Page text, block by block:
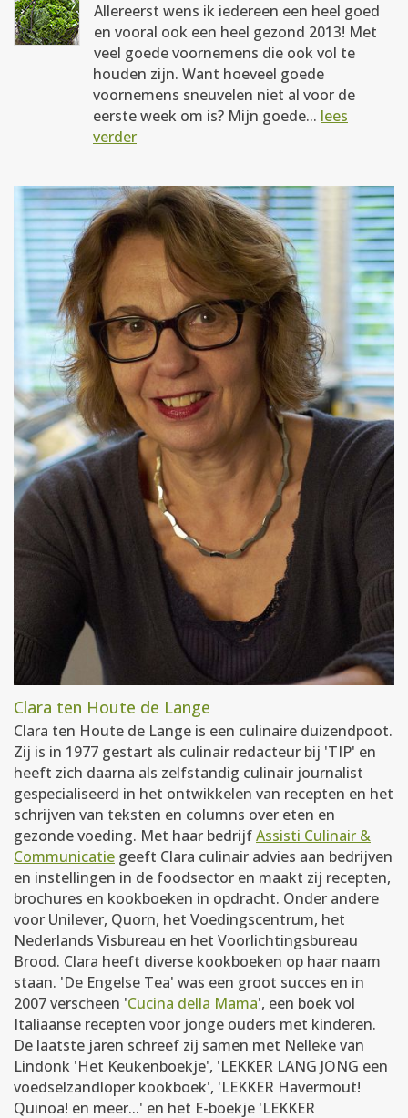
Allereerst wens ik iedereen een heel goed
en vooral ook een heel gezond 2013! Met
veel goede voornemens die ook vol te
houden zijn. Want hoeveel goede
voornemens sneuvelen niet al voor de
eerste week om is? Mijn goede... lees
verder
Clara ten Houte de Lange
Clara ten Houte de Lange is een culinaire duizendpoot.
Zij is in 1977 gestart als culinair redacteur bij 'TIP' en
heeft zich daarna als zelfstandig culinair journalist
gespecialiseerd in het ontwikkelen van recepten en het
schrijven van teksten en columns over eten en
gezonde voeding. Met haar bedrijfAssisti Culinair &
Communicatie geeft Clara culinair advies aan bedrijven
en instellingen in de foodsector en maakt zij recepten,
brochures en kookboeken in opdracht. Onder andere
voor Unilever, Quorn, het Voedingscentrum, het
Nederlands Visbureau en het Voorlichtingsbureau
Brood. Clara heeft diverse kookboeken op haar naam
staan. 'De Engelse Tea' was een groot succes en in
2007 verscheen 'Cucina della Mama', een boek vol
Italiaanse recepten voor jonge ouders met kinderen.
De laatste jaren schreef zij samen met Nelleke van
Lindonk 'Het Keukenboekje', 'LEKKER LANG JONG een
voedselzandloper kookboek', 'LEKKER Havermout!
Quinoa! en meer...' en het E-boekje 'LEKKER